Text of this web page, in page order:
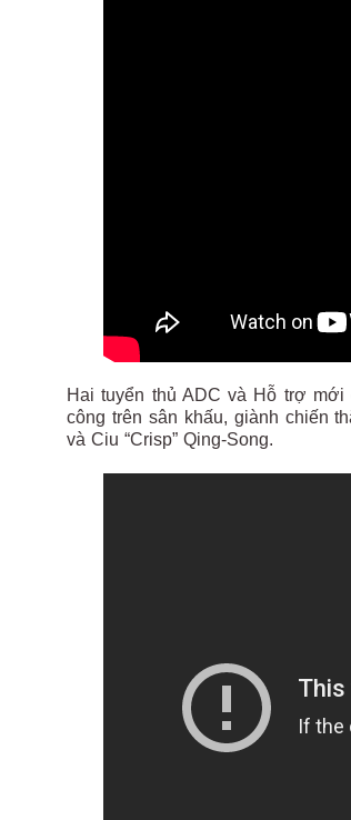
Hai tuyển thủ ADC và Hỗ trợ mới
công trên sân khấu, giành chiến
và Ciu “Crisp” Qing-Song.